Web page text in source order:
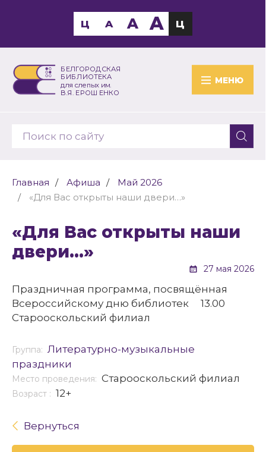
БЕЛГОРОДСКАЯ
БИБЛИОТЕКА
для слепых им.
В.Я. ЕРОШЕНКО
МЕНЮ
Ц A A A Ц
Главная Афиша
Май 2026
«Для Вас открыты наши двери…»
«Для Вас открыты наши
двери…»
27 мая 2026
Праздничная программа, посвящённая
Всероссийскому дню библиотек 13.00
Старооскольский филиал
Группа: Литературно-музыкальные
праздники
Место проведения: Старооскольский филиал
Возраст : 12+
Вернуться